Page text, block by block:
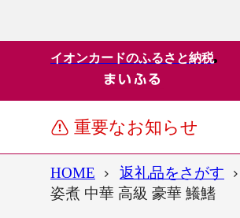
イオンカードのふるさと納税
重要なお知らせ
HOME 返礼品をさがす
姿煮 中華 高級 豪華 鱶鰭